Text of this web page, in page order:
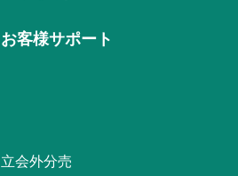
お客様サポート
立会外分売